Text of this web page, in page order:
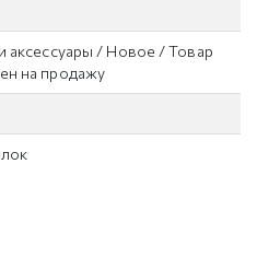
аксессуары / Новое / Товар
на продажу